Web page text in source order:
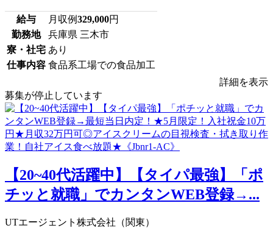
給与 月収例329,000円
勤務地
兵庫県 三木市
寮・社宅 あり
仕事内容 食品系工場での食品加工
詳細を表示
募集が停止しています
【20~40代活躍中】【タイパ最強】「ポ
チッと就職」でカンタンWEB登録→...
UTエージェント株式会社（関東）